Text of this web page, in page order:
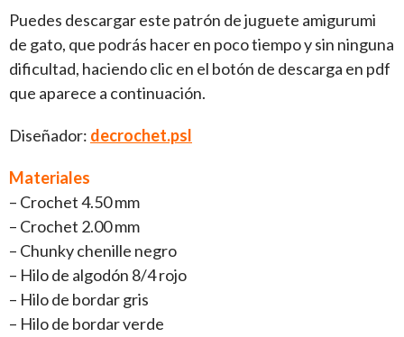
Puedes descargar este patrón de juguete amigurumi
de gato, que podrás hacer en poco tiempo y sin ninguna
dificultad, haciendo clic en el botón de descarga en pdf
que aparece a continuación.
Diseñador: decrochet.psl
Materiales
– Crochet 4.50 mm
– Crochet 2.00 mm
– Chunky chenille negro
– Hilo de algodón 8/4 rojo
– Hilo de bordar gris
– Hilo de bordar verde